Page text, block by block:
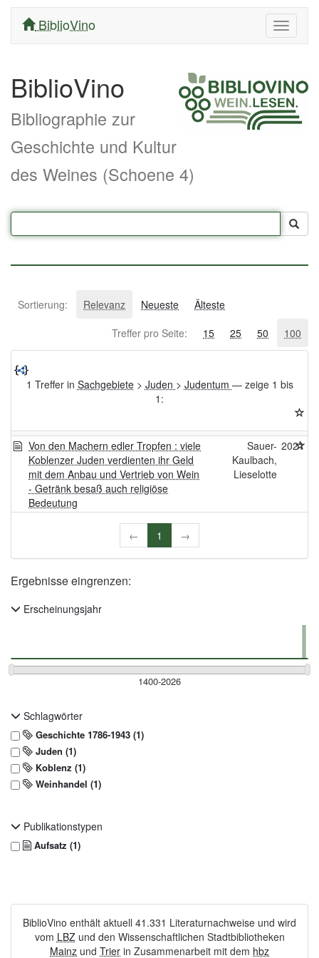
ein/
BiblioVino
BiblioVino
Bibliographie zur
Geschichte und Kultur
des Weines (Schoene 4)
Sortierung: Relevanz Neueste
Älteste
Treffer pro Seite:
15 25 50 100
1 Treffer in Sachgebiete> Juden > Judentum — zeige 1 bis
1:
Von den Machern edler Tropfen : viele
Koblenzer Juden verdienten ihr Geld
mit dem Anbau und Vertrieb von Wein
- Getränk besaß auch religiöse
Bedeutung
Sauer-
Kaulbach,
Lieselotte
2021
← 1 →
Ergebnisse eingrenzen:
Erscheinungsjahr
Schlagwörter
Geschichte 1786-1943 (1)
Juden (1)
Koblenz (1)
Weinhandel (1)
Publikationstypen
Aufsatz (1)
BiblioVino enthält aktuell 41.331 Literaturnachweise und wird
vom LBZund den Wissenschaftlichen Stadtbibliotheken
Mainz und Trier in Zusammenarbeit mit dem hbz